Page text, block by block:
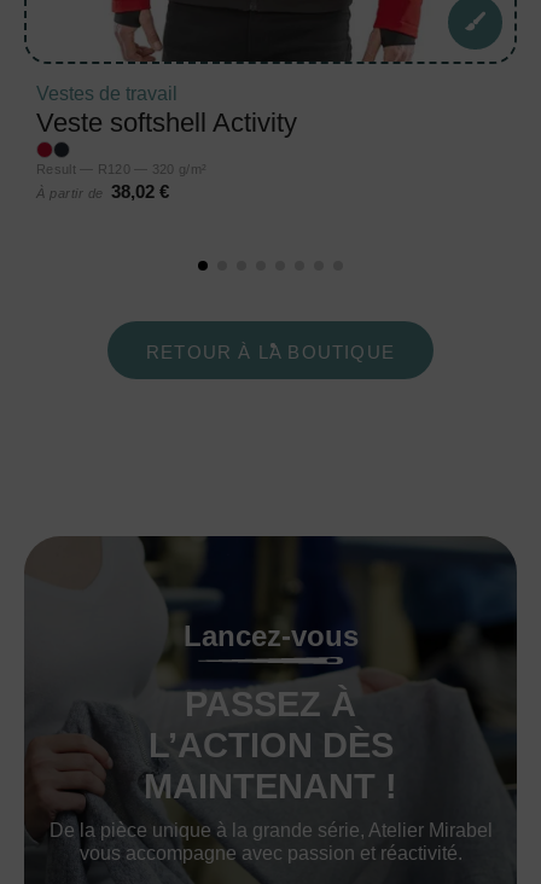
Vestes de travail
Veste softshell Activity
Result — R120 — 320 g/m²
À partir de
38,02 €
RETOUR À LA BOUTIQUE
Lancez-vous
PASSEZ À
L’ACTION DÈS
MAINTENANT !
De la pièce unique à la grande série, Atelier Mirabel
vous accompagne avec passion et réactivité.